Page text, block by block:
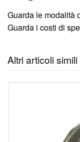
Guarda le modalità
Guarda i costi di
Altri articoli simili